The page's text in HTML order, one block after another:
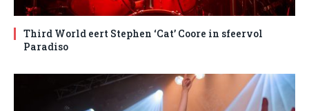
Third World eert Stephen ‘Cat’ Coore in sfeervol
Paradiso